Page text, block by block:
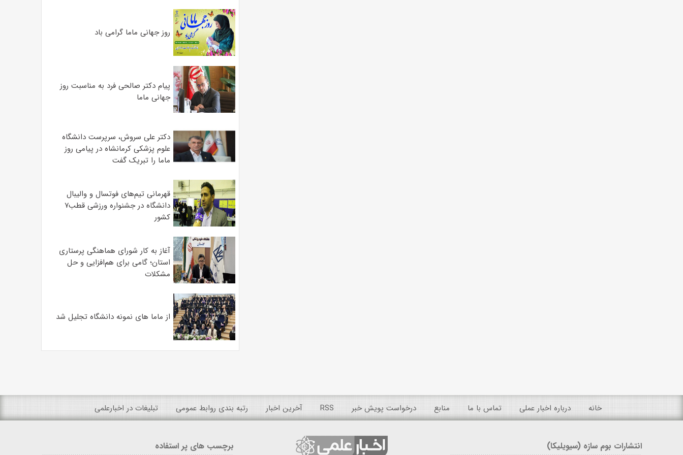
روز جهانی ماما گرامی باد
پیام دکتر صالحی فرد به مناسبت روز
جهانی ماما
دکتر علی سروش، سرپرست دانشگاه
علوم پزشکی کرمانشاه در پیامی روز
ماما را تبریک گفت
قهرمانی تیم‌های فوتسال و والیبال
دانشگاه در جشنواره ورزشی قطب۷
کشور
آغاز به کار شورای هماهنگی پرستاری
استان؛ گامی برای هم‌افزایی و حل
مشکلات
از ماما های نمونه دانشگاه تجلیل شد
خانه درباره اخبار عملی تماس با ما منابع درخواست پویش خبر RSS آخرین اخبار رتبه بندی روابط عمومی تبلیغات در اخبارعلمی
انتشارات بوم سازه (سیویلیکا) برچسب های پر استفاده